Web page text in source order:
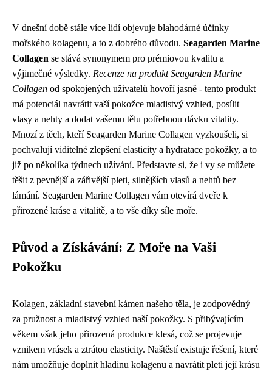
V dnešní době stále více lidí objevuje blahodárné účinky
mořského kolagenu, a to z dobrého důvodu. Seagarden Marine
Collagen se stává synonymem pro prémiovou kvalitu a
výjimečné výsledky. Recenze na produkt Seagarden Marine
Collagen od spokojených uživatelů hovoří jasně - tento produkt
má potenciál navrátit vaší pokožce mladistvý vzhled, posílit
vlasy a nehty a dodat vašemu tělu potřebnou dávku vitality.
Mnozí z těch, kteří Seagarden Marine Collagen vyzkoušeli, si
pochvalují viditelné zlepšení elasticity a hydratace pokožky, a to
již po několika týdnech užívání. Představte si, že i vy se můžete
těšit z pevnější a zářivější pleti, silnějších vlasů a nehtů bez
lámání. Seagarden Marine Collagen vám otevírá dveře k
přirozené kráse a vitalitě, a to vše díky síle moře.
Původ a Získávání: Z Moře na Vaši
Pokožku
Kolagen, základní stavební kámen našeho těla, je zodpovědný
za pružnost a mladistvý vzhled naší pokožky. S přibývajícím
věkem však jeho přirozená produkce klesá, což se projevuje
vznikem vrásek a ztrátou elasticity. Naštěstí existuje řešení, které
nám umožňuje doplnit hladinu kolagenu a navrátit pleti její krásu